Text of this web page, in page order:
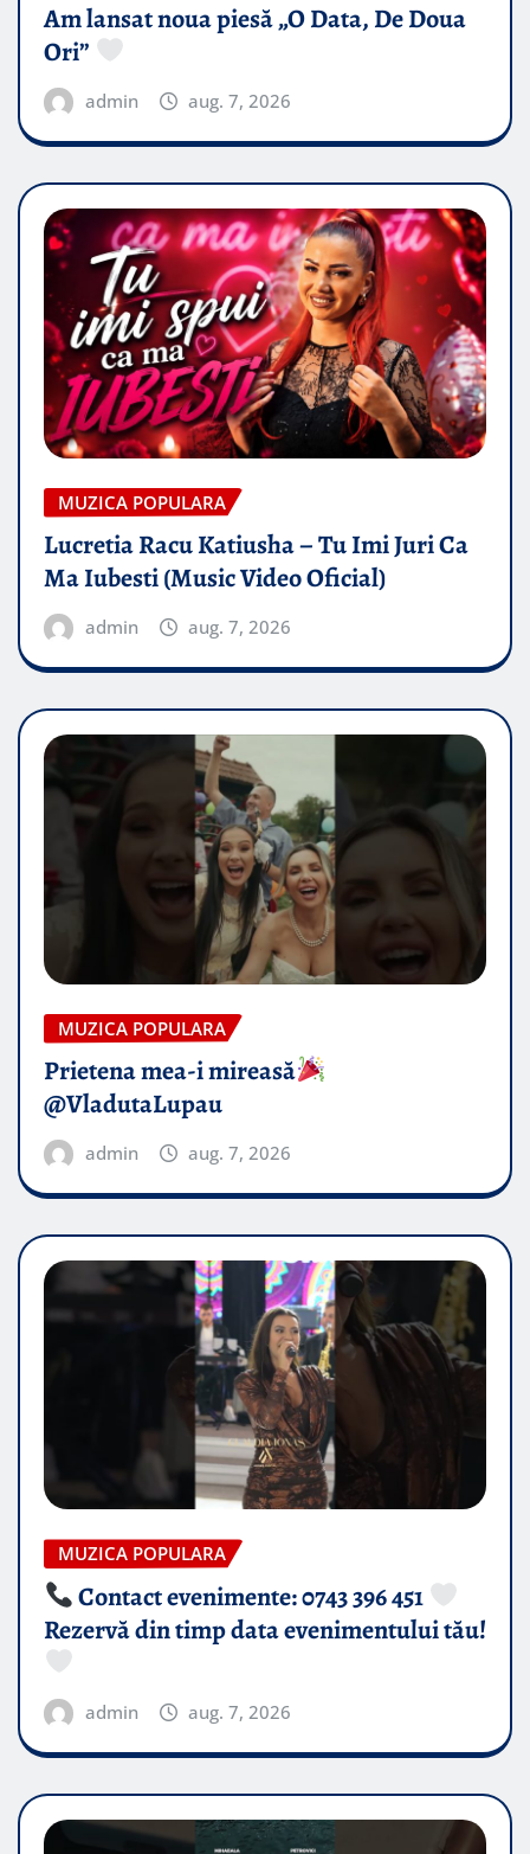
Am lansat noua piesă „O Data, De Doua
Ori”
admin aug. 7, 2026
MUZICA POPULARA
Lucretia Racu Katiusha – Tu Imi Juri Ca
Ma Iubesti (Music Video Oficial)
admin aug. 7, 2026
MUZICA POPULARA
Prietena mea-i mireasă​
@VladutaLupau
admin aug. 7, 2026
MUZICA POPULARA
Contact evenimente: 0743 396 451
Rezervă din timp data evenimentului tău!
admin aug. 7, 2026